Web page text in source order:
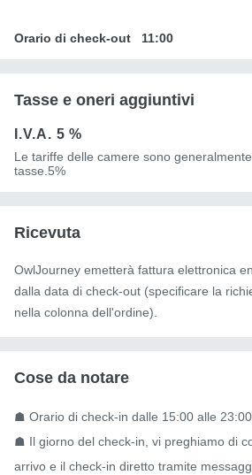
Orario di check-out 11:00
Tasse e oneri aggiuntivi
I.V.A. 5 %
Le tariffe delle camere sono
tasse.5%
Ricevuta
OwlJourney emetterà fattura elettronica
dalla data di check-out (specificare la
nella colonna dell'ordine).
Cose da notare
☗ Orario di check-in dalle 15:00 alle 23:00
☗ Il giorno del check-in, vi preghiamo di
arrivo e il check-in diretto tramite